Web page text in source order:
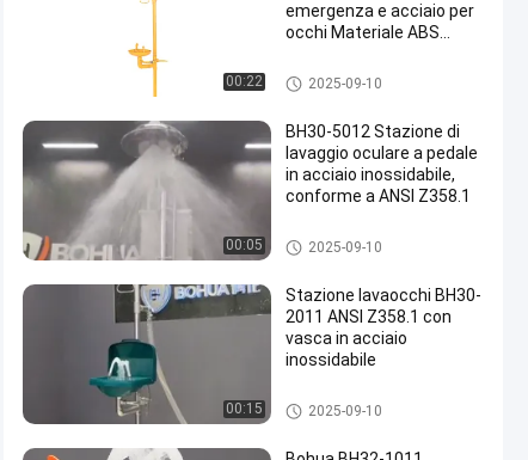
00:22
emergenza e acciaio per
occhi Materiale ABS
Doccia d'emergenza e lavaggi
o degli occhi
2025-09-10
00:05
BH30-5012 Stazione di
lavaggio oculare a pedale
in acciaio inossidabile,
conforme a ANSI Z358.1
Doccia d'emergenza e lavaggi
o degli occhi
2025-09-10
00:15
Stazione lavaocchi BH30-
2011 ANSI Z358.1 con
vasca in acciaio
inossidabile
Doccia d'emergenza e lavaggi
o degli occhi
2025-09-10